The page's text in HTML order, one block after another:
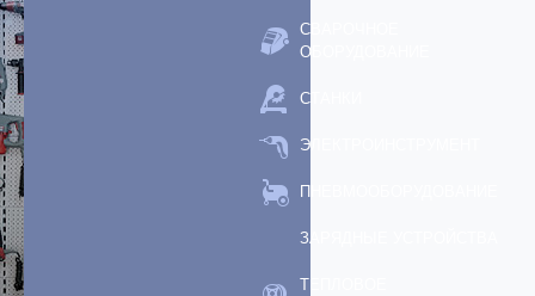
СВАРОЧНОЕ
ОБОРУДОВАНИЕ
СТАНКИ
ЭЛЕКТРОИНСТРУМЕНТ
ПНЕВМООБОРУДОВАНИЕ
ЗАРЯДНЫЕ УСТРОЙСТВА
ТЕПЛОВОЕ